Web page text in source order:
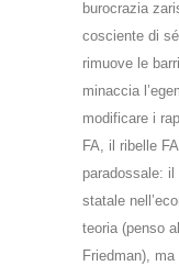
burocrazia
cosciente di
rimuove le
minaccia
modificare i
FA, il ribelle
paradossale: il
statale
teoria (penso
Friedman),